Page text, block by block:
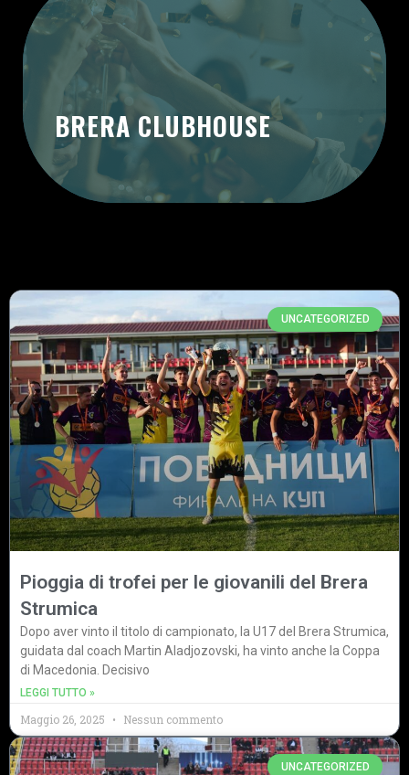
BRERA CLUBHOUSE
UNCATEGORIZED
Pioggia di trofei per le giovanili del Brera
Strumica
Dopo aver vinto il titolo di campionato, la U17 del Brera Strumica,
guidata dal coach Martin Aladjozovski, ha vinto anche la Coppa
di Macedonia. Decisivo
LEGGI TUTTO »
Maggio 26, 2025 Nessun commento
UNCATEGORIZED